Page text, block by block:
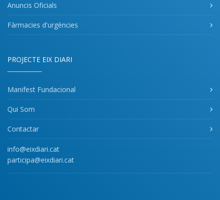
Anuncis Oficials
Fàrmacies d'urgències
PROJECTE EIX DIARI
Manifest Fundacional
Qui Som
Contactar
info@eixdiari.cat
participa@eixdiari.cat